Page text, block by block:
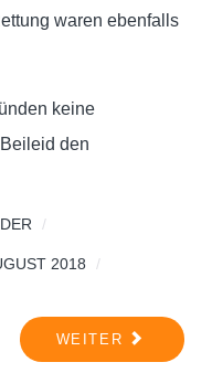
waren ebenfalls
keine
den
2018
WEITER